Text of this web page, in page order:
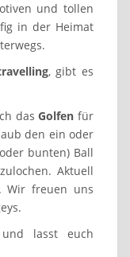
und tollen
in der Heimat
, gibt es
dasGolfen für
den ein oder
bunten) Ball
Aktuell
Wir freuen uns
lasst euch